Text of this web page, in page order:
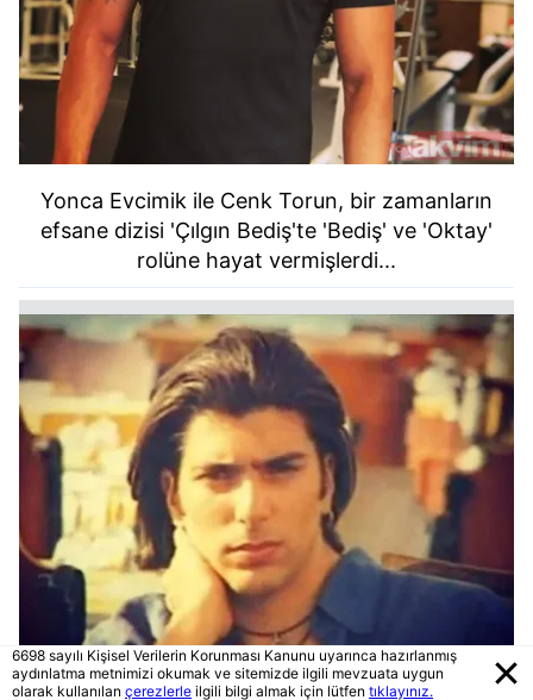
Yonca Evcimik ile Cenk Torun, bir zamanların
efsane dizisi 'Çılgın Bediş'te 'Bediş' ve 'Oktay'
rolüne hayat vermişlerdi...
6698 sayılı Kişisel Verilerin Korunması Kanunu uyarınca hazırlanmış
aydınlatma metnimizi okumak ve sitemizde ilgili mevzuata uygun
olarak kullanılan çerezlerle ilgili bilgi almak için lütfen tıklayınız.